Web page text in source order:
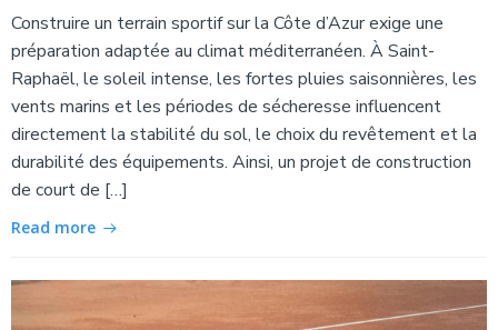
Construire un terrain sportif sur la Côte d’Azur exige une
préparation adaptée au climat méditerranéen. À Saint-
Raphaël, le soleil intense, les fortes pluies saisonnières, les
vents marins et les périodes de sécheresse influencent
directement la stabilité du sol, le choix du revêtement et la
durabilité des équipements. Ainsi, un projet de construction
de court de […]
Read more